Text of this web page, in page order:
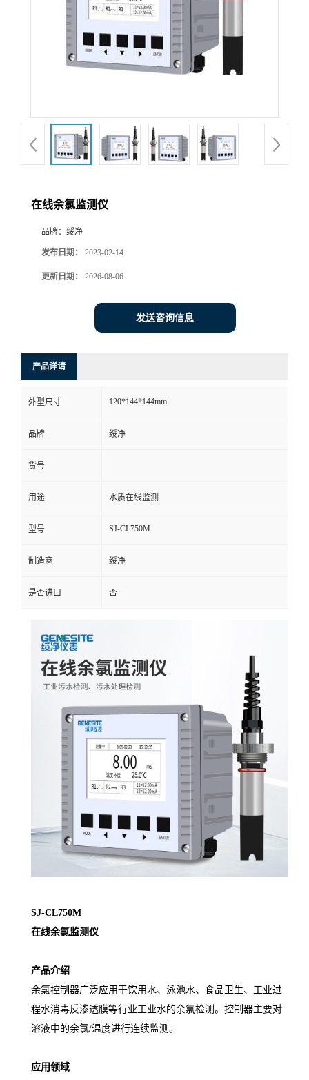
在线余氯监测仪
品牌： 绥净
发布日期： 2023-02-14
更新日期： 2026-08-06
发送咨询信息
产品详请
外型尺寸 120*144*144mm
品牌 绥净
货号
用途 水质在线监测
型号 SJ-CL750M
制造商 绥净
是否进口 否
SJ-CL750M
在线余氯监测仪
产品介绍
余氯控制器广泛应用于饮用水、泳池水、食品卫生、工业过
程水消毒反渗透膜等行业工业水的余氯检测。控制器主要对
溶液中的余氯/温度进行连续监测。
应用领域